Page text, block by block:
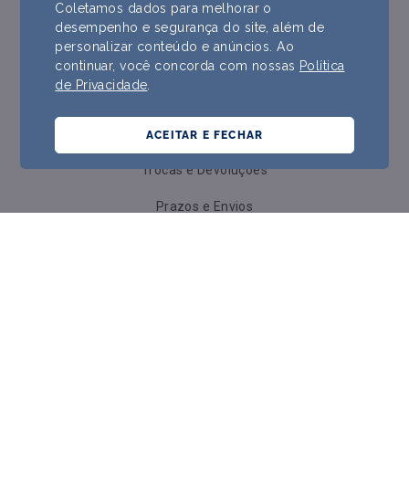
Ajuda e Suporte
Formas de Pagamento
Trocas e Devoluções
Prazos e Envios
Coletamos dados para melhorar o
desempenho e segurança do site, além de
personalizar conteúdo e anúncios. Ao
continuar, você concorda com nossas Política
de Privacidade
ACEITAR E FECHAR